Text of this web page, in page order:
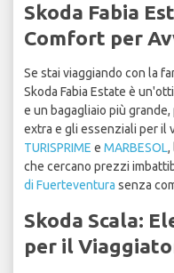
Skoda Fabia
Comfort per
Se stai viaggiando con la
Skoda Fabia Estate è
e un bagagliaio più
extra e gli essenziali per il
TURISPRIME e MARBESOL,
che cercano prezzi
di Fuerteventura senza
Skoda Scala:
per il